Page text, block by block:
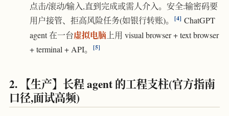
点击/滚动/输入,直到完成或需人介入。安全:输密码要
用户接管、拒高风险任务(如银行转账)。
4 ChatGPT
agent 在一台虚拟电脑上用 visual browser + text browser
+ terminal + API。
5
2. 【生产】长程 agent 的工程支柱(官方指南
口径,面试高频)